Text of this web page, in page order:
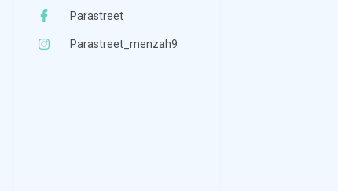
Parastreet
Parastreet_menzah9